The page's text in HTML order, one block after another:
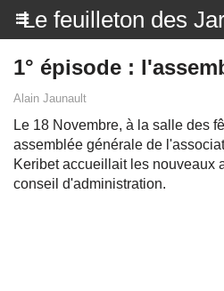
Le feuilleton des
1° épisode :
Alain Jaunault
Le 18 Novembre, à la salle des
assemblée générale de
Keribet accueillait les nouveaux
conseil d'administration.